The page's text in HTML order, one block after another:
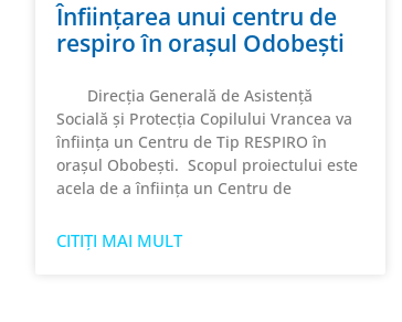
Înfiinţarea unui centru de
respiro în oraşul Odobeşti
Direcția Generală de Asistență
Socială și Protecția Copilului Vrancea va
înființa un Centru de Tip RESPIRO în
orașul Obobeşti. Scopul proiectului este
acela de a înfiinţa un Centru de
CITIȚI MAI MULT